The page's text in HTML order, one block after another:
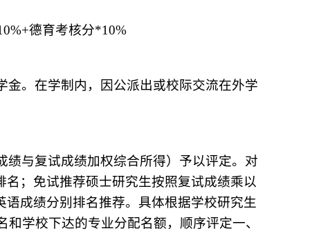
德育考核分*10%
。在学制内，因公派出或校际交流在外学
与复试成绩加权综合所得）予以评定。对
；免试推荐硕士研究生按照复试成绩乘以
成绩分别排名推荐。具体根据学校研究生
学校下达的专业分配名额，顺序评定一、